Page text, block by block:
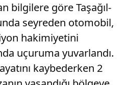
bilgilere göre Taşağıl-
seyreden otomobil,
hakimiyetini
uçuruma yuvarlandı.
kaybederken 2